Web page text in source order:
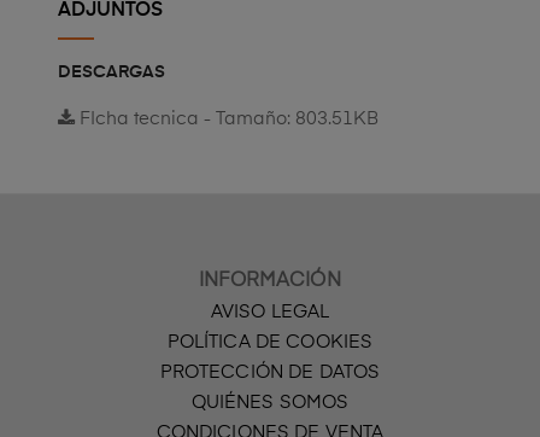
ADJUNTOS
DESCARGAS
FIcha tecnica - Tamaño: 803.51KB
INFORMACIÓN
AVISO LEGAL
POLÍTICA DE COOKIES
PROTECCIÓN DE DATOS
QUIÉNES SOMOS
CONDICIONES DE VENTA